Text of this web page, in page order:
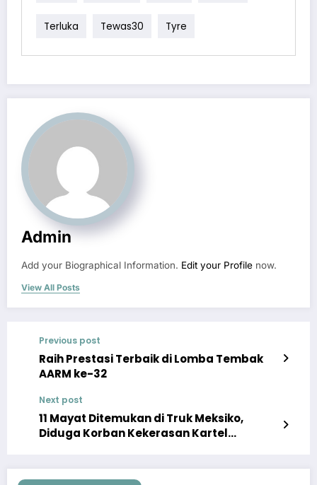
Terluka Tewas30 Tyre
Admin
Add your Biographical Information. Edit your Profile now.
View All Posts
Previous post
Raih Prestasi Terbaik di Lomba Tembak
AARM ke-32
Next post
11 Mayat Ditemukan di Truk Meksiko,
Diduga Korban Kekerasan Kartel